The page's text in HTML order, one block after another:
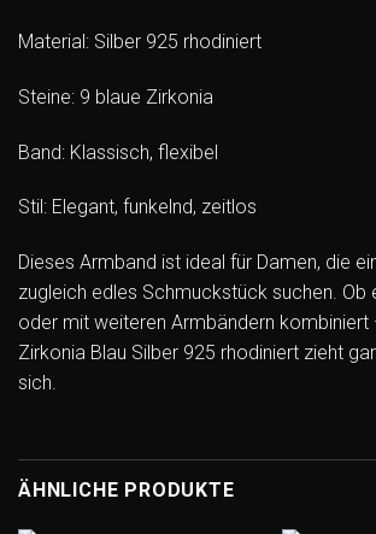
Material: Silber 925 rhodiniert
Steine: 9 blaue Zirkonia
Band: Klassisch, flexibel
Stil: Elegant, funkelnd, zeitlos
Dieses Armband ist ideal für Damen, die
zugleich edles Schmuckstück suchen. Ob
oder mit weiteren Armbändern kombiniert
Zirkonia Blau Silber 925 rhodiniert zieht
sich.
ÄHNLICHE PRODUKTE